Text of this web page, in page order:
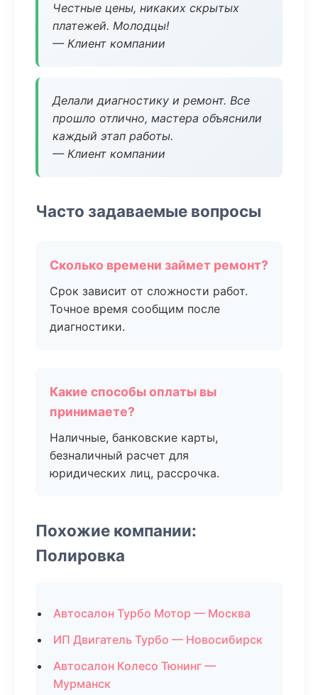
Честные цены, никаких скрытых
платежей. Молодцы!
— Клиент компании
Делали диагностику и ремонт. Все
прошло отлично, мастера объяснили
каждый этап работы.
— Клиент компании
Часто задаваемые вопросы
Сколько времени займет ремонт?
Срок зависит от сложности работ.
Точное время сообщим после
диагностики.
Какие способы оплаты вы
принимаете?
Наличные, банковские карты,
безналичный расчет для
юридических лиц, рассрочка.
Похожие компании:
Полировка
Автосалон Турбо Мотор — Москва
ИП Двигатель Турбо — Новосибирск
Автосалон Колесо Тюнинг —
Мурманск